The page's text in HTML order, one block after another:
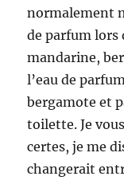
normalement
de parfum lors
mandarine,
l’eau de
bergamote et
toilette. Je
certes, je me
changerait